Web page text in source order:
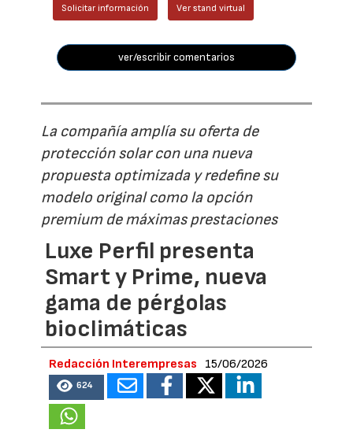
Solicitar información Ver stand virtual
ver/escribir comentarios
La compañía amplía su oferta de
protección solar con una nueva
propuesta optimizada y redefine su
modelo original como la opción
premium de máximas prestaciones
Luxe Perfil presenta
Smart y Prime, nueva
gama de pérgolas
bioclimáticas
Redacción Interempresas 15/06/2026
624